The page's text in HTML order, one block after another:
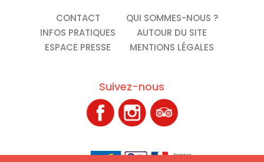
CONTACT
INFOS PRATIQUES
ESPACE PRESSE
QUI SOMMES-NOUS ?
AUTOUR DU SITE
MENTIONS LÉGALES
Suivez-nous